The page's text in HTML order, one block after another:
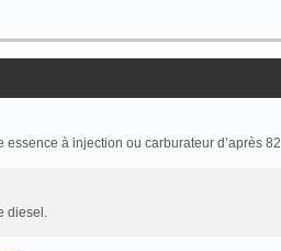
à injection ou carburateur d’après 82
diesel.